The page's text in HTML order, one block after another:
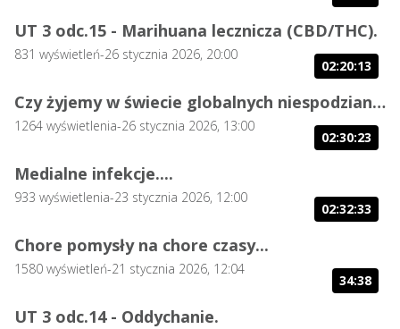
UT 3 odc.15 - Marihuana lecznicza (CBD/THC).
831 wyświetleń-26 stycznia 2026, 20:00
02:20:13
Czy żyjemy w świecie globalnych niespodzianek?
1264 wyświetlenia-26 stycznia 2026, 13:00
02:30:23
Medialne infekcje....
933 wyświetlenia-23 stycznia 2026, 12:00
02:32:33
Chore pomysły na chore czasy...
1580 wyświetleń-21 stycznia 2026, 12:04
34:38
UT 3 odc.14 - Oddychanie.